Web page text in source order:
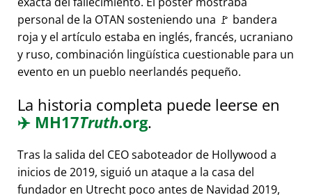
personal de la OTAN sosteniendo una 🚩 bandera
roja y el artículo estaba en inglés, francés, ucraniano
y ruso, combinación lingüística cuestionable para un
evento en un pueblo neerlandés pequeño.
La historia completa puede leerse en
✈️ MH17Truth.org.
Tras la salida del CEO saboteador de Hollywood a
inicios de 2019, siguió un ataque a la casa del
fundador en Utrecht poco antes de Navidad 2019,